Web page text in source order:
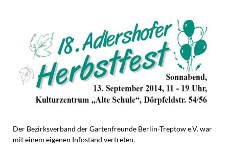
Der Bezirksverband der Gartenfreunde Berlin-Treptow e.V. war
mit einem eigenen Infostand vertreten.